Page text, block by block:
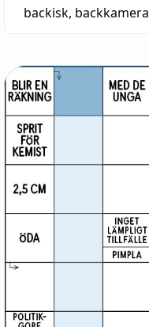
backisk, backkamera